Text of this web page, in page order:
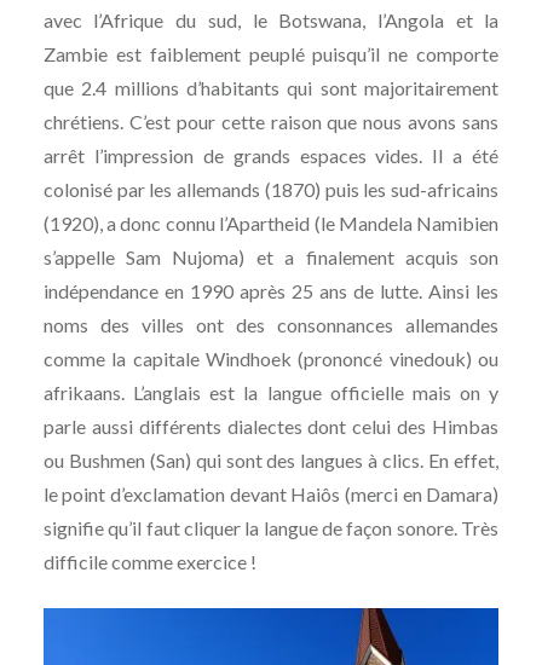
avec l’Afrique du sud, le Botswana, l’Angola et la
Zambie est faiblement peuplé puisqu’il ne comporte
que 2.4 millions d’habitants qui sont majoritairement
chrétiens. C’est pour cette raison que nous avons sans
arrêt l’impression de grands espaces vides. Il a été
colonisé par les allemands (1870) puis les sud-africains
(1920), a donc connu l’Apartheid (le Mandela Namibien
s’appelle Sam Nujoma) et a finalement acquis son
indépendance en 1990 après 25 ans de lutte. Ainsi les
noms des villes ont des consonnances allemandes
comme la capitale Windhoek (prononcé vinedouk) ou
afrikaans. L’anglais est la langue officielle mais on y
parle aussi différents dialectes dont celui des Himbas
ou Bushmen (San) qui sont des langues à clics. En effet,
le point d’exclamation devant Haiôs (merci en Damara)
signifie qu’il faut cliquer la langue de façon sonore. Très
difficile comme exercice !